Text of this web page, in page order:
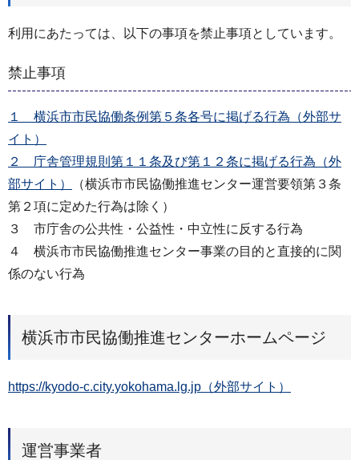
利用にあたっては、以下の事項を禁止事項としています。
禁止事項
１ 横浜市市民協働条例第５条各号に掲げる行為（外部サ
イト）
２ 庁舎管理規則第１１条及び第１２条に掲げる行為（外
部サイト）
（横浜市市民協働推進センター運営要領第３条
第２項に定めた行為は除く）
３ 市庁舎の公共性・公益性・中立性に反する行為
４ 横浜市市民協働推進センター事業の目的と直接的に関
係のない行為
横浜市市民協働推進センターホームページ
https://kyodo-c.city.yokohama.lg.jp（外部サイト）
運営事業者